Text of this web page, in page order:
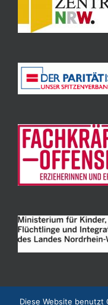
Diese Website benutzt